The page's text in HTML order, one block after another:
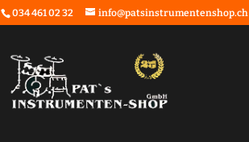
034 461 02 32 info@patsinstrumentenshop.ch